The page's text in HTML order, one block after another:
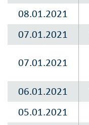
08.01.2021
07.01.2021
07.01.2021
06.01.2021
05.01.2021